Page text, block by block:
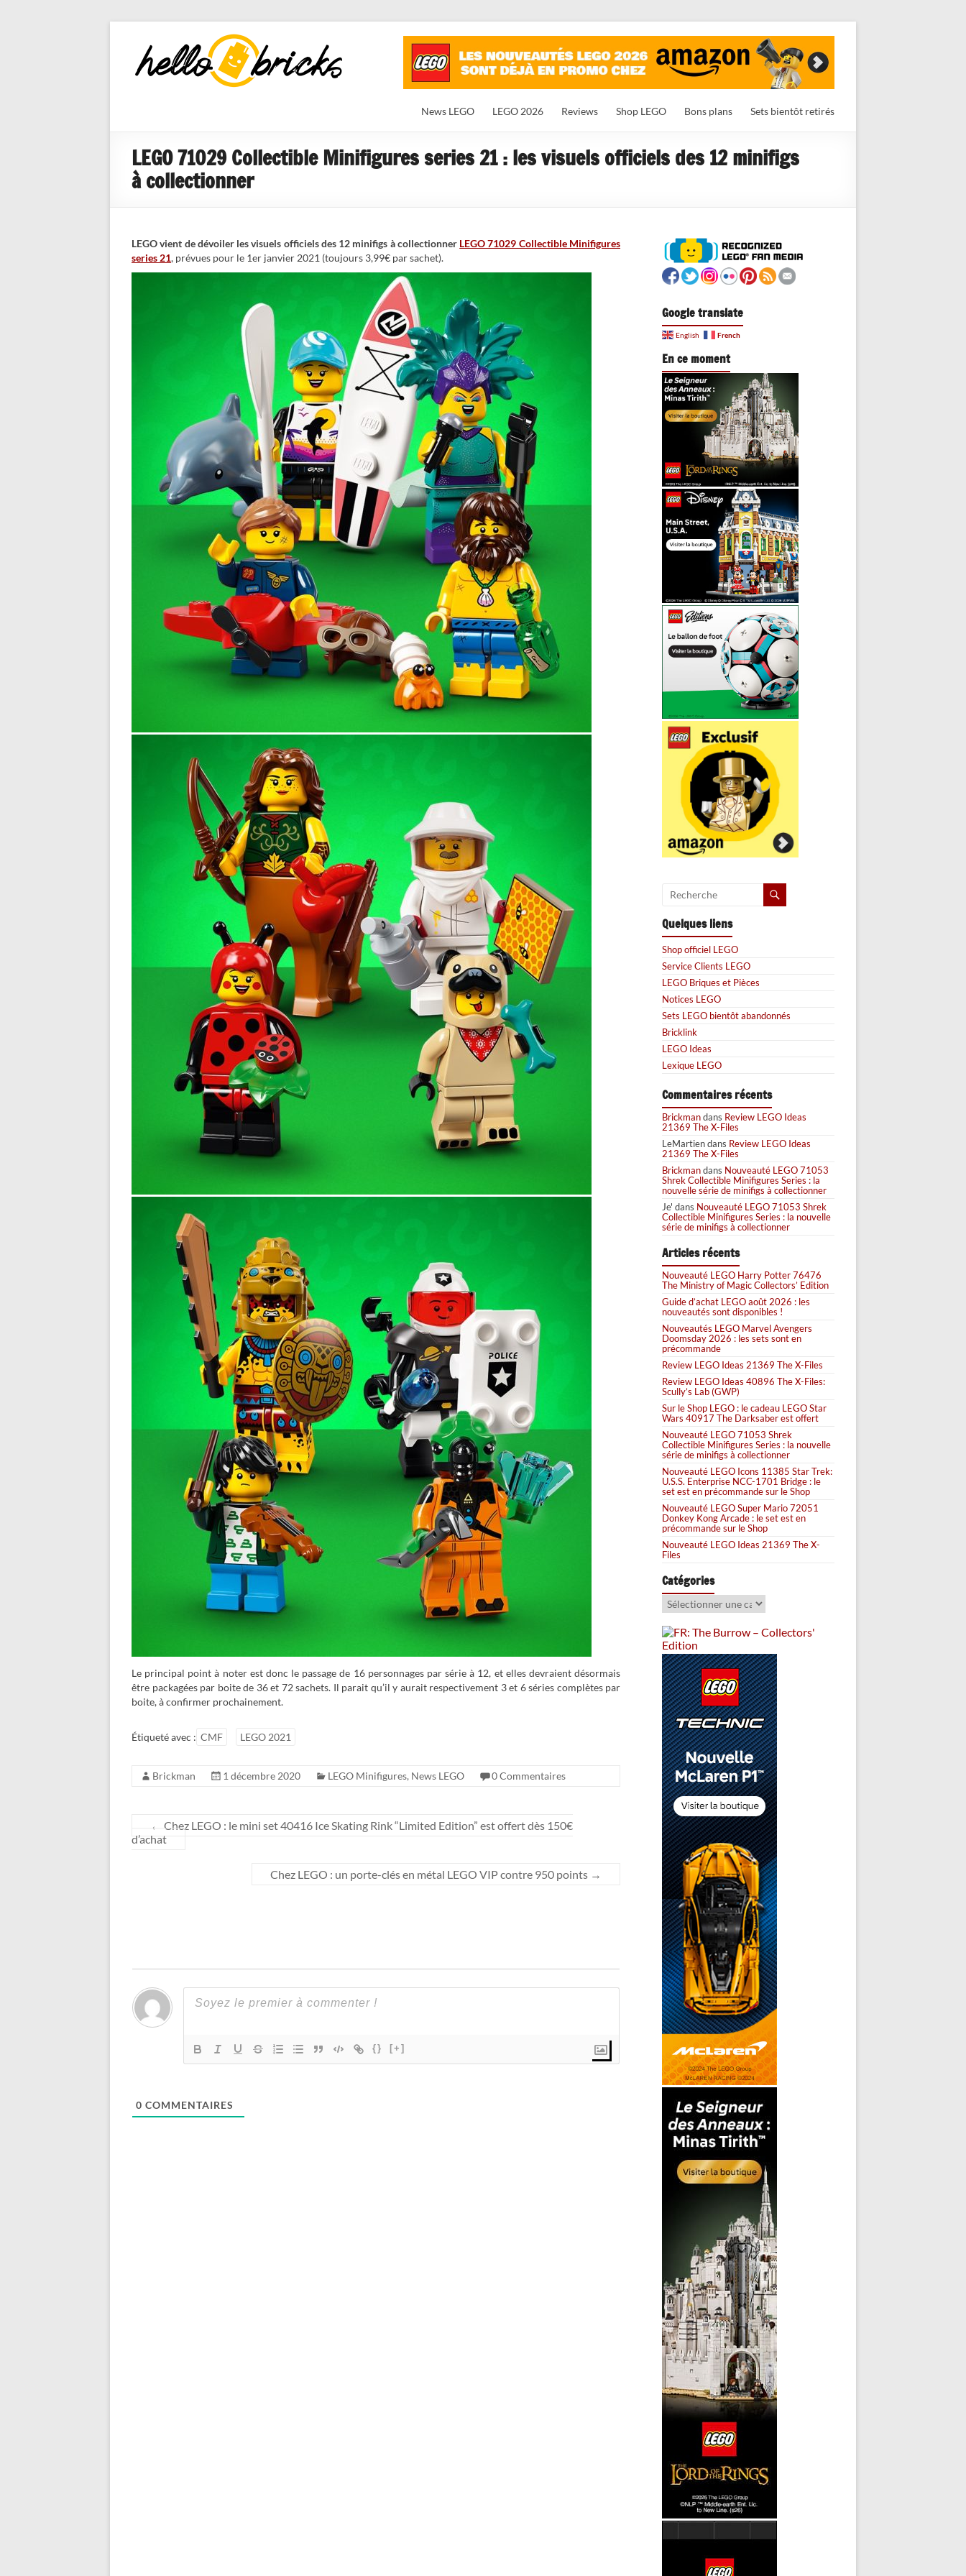
HelloBricks
Blog LEGO,
nouveaut�s
News LEGO LEGO 2026 Reviews Shop LEGO Bons plans Sets bientôt retirés
LEGO 71029 Collectible Minifigures series 21 : les visuels officiels des 12 minifigs
à collectionner
LEGO vient de dévoiler les visuels officiels des 12 minifigs à collectionner LEGO 71029 Collectible Minifigures
series 21, prévues pour le 1er janvier 2021 (toujours 3,99€ par sachet).
Le principal point à noter est donc le passage de 16 personnages par série à 12, et elles devraient désormais
être packagées par boite de 36 et 72 sachets. Il parait qu’il y aurait respectivement 3 et 6 séries complètes par
boite, à confirmer prochainement.
Étiqueté avec : CMF LEGO 2021
Brickman 1 décembre 2020 LEGO Minifigures, News LEGO 0 Commentaires
←
Chez LEGO : le mini set 40416 Ice Skating Rink “Limited Edition” est offert dès 150€
d’achat
Chez LEGO : un porte-clés en métal LEGO VIP contre 950 points →
{} [+]
0 COMMENTAIRES
Google translate
English French
En ce moment
Quelques liens
Shop officiel LEGO
Service Clients LEGO
LEGO Briques et Pièces
Notices LEGO
Sets LEGO bientôt abandonnés
Bricklink
LEGO Ideas
Lexique LEGO
Commentaires récents
Brickmandans Review LEGO Ideas
21369 The X-Files
LeMartiendans Review LEGO Ideas
21369 The X-Files
Brickmandans Nouveauté LEGO 71053
Shrek Collectible Minifigures Series : la
nouvelle série de minifigs à collectionner
Je' dans Nouveauté LEGO 71053 Shrek
Collectible Minifigures Series : la nouvelle
série de minifigs à collectionner
Articles récents
Nouveauté LEGO Harry Potter 76476
The Ministry of Magic Collectors’ Edition
Guide d’achat LEGO août 2026 : les
nouveautés sont disponibles !
Nouveautés LEGO Marvel Avengers
Doomsday 2026 : les sets sont en
précommande
Review LEGO Ideas 21369 The X-Files
Review LEGO Ideas 40896 The X-Files:
Scully’s Lab (GWP)
Sur le Shop LEGO : le cadeau LEGO Star
Wars 40917 The Darksaber est offert
Nouveauté LEGO 71053 Shrek
Collectible Minifigures Series : la nouvelle
série de minifigs à collectionner
Nouveauté LEGO Icons 11385 Star Trek:
U.S.S. Enterprise NCC-1701 Bridge : le
set est en précommande sur le Shop
Nouveauté LEGO Super Mario 72051
Donkey Kong Arcade : le set est en
précommande sur le Shop
Nouveauté LEGO Ideas 21369 The X-
Files
Catégories
Catégories